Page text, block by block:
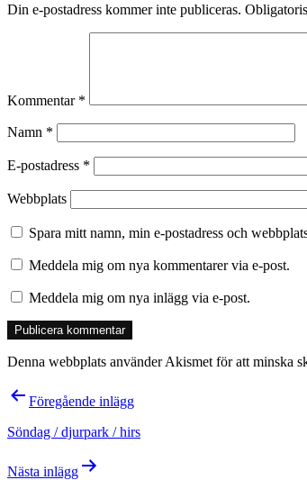
Din e-postadress kommer inte publiceras.
Kommentar *
Namn *
E-postadress *
Webbplats
Spara mitt namn, min e-postadress och
Meddela mig om nya kommentarer via e-post.
Meddela mig om nya inlägg via e-post.
Denna webbplats använder Akismet för att minska
Inläggsnavigering
Föregående inlägg
Söndag / djurpark / hirs
Nästa inlägg